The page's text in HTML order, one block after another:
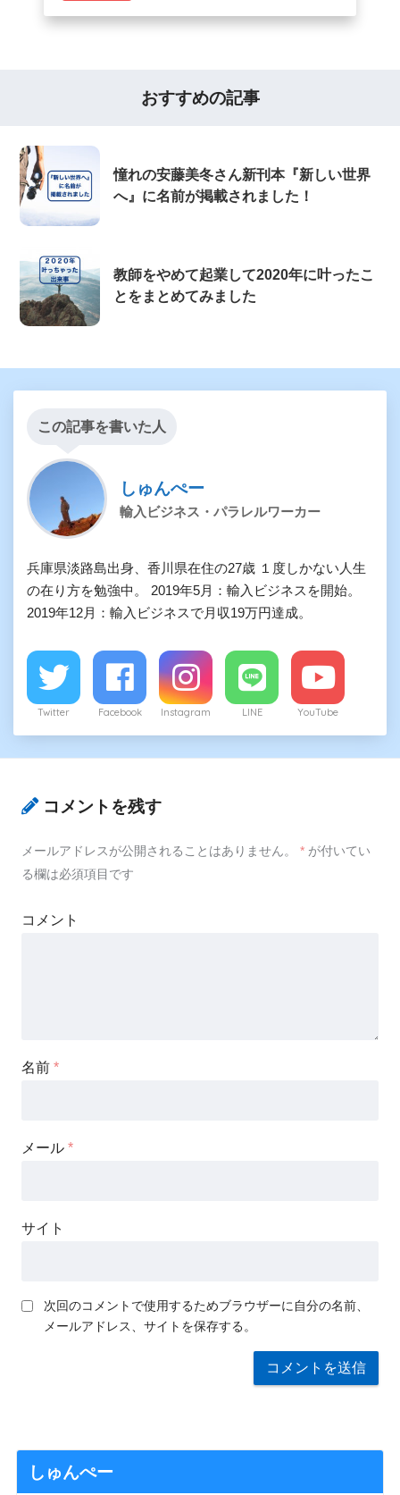
おすすめの記事
憧れの安藤美冬さん新刊本『新しい世界
へ』に名前が掲載されました！
教師をやめて起業して2020年に叶ったこ
とをまとめてみました
この記事を書いた人
しゅんぺー
輸入ビジネス・パラレルワーカー
兵庫県淡路島出身、香川県在住の27歳 １度しかない人生
の在り方を勉強中。 2019年5月：輸入ビジネスを開始。
2019年12月：輸入ビジネスで月収19万円達成。
Twitter Facebook Instagram LINE YouTube
コメントを残す
メールアドレスが公開されることはありません。 * が付いてい
る欄は必須項目です
コメント
名前 *
メール *
サイト
次回のコメントで使用するためブラウザーに自分の名前、
メールアドレス、サイトを保存する。
しゅんぺー